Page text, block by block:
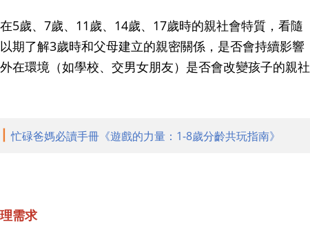
5歲、7歲、11歲、14歲、17歲時的親社會特質，看隨
期了解3歲時和父母建立的親密關係，是否會持續影響
在環境（如學校、交男女朋友）是否會改變孩子的親社
忙碌爸媽必讀手冊《遊戲的力量：1-8歲分齡共玩指南》
需求